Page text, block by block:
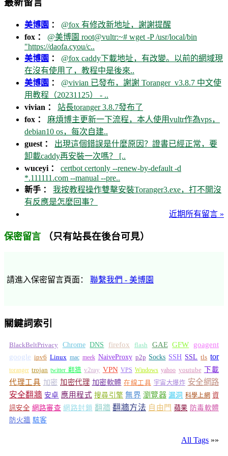
最新留言
美博園 ： @fox 有修改新地址，謝謝提醒
fox ： @美博園 root@vultr:~# wget -P /usr/local/bin
"https://daofa.cyou/c..
美博園 ： @fox caddy下載地址，有改變。以前的網域現
在沒有使用了，教程中是後來..
美博園 ： @vivian 已發布，謝謝 Toranger_v3.8.7 中文使
用教程（20231125） - ..
vivian ： 站長toranger 3.8.7發布了
fox ： 麻煩博主更新一下流程，本人使用vultr作為vps，
debian10 os，每次自建..
guest ： 出現這個錯誤是什麼原因？證書已經正常，要
卸載caddy再安裝一次嗎？ [..
wuceyi ： certbot certonly --renew-by-default -d
*.111111.com --manual --pre..
新手 ： 我按教程操作雙擊安裝Toranger3.exe，打不開沒
有反應是怎麼回事？
近期所有留言 »
保密留言 （只有站長在後台可見）
請進入保密留言頁面： 聯繫我們 - 美博園
關鍵詞索引
BlackBeltPrivacy Chrome DNS firefox flash GAE GFW
goagent
google ipv6 Linux mac meek NaiveProxy p2p Socks SSH SSL tls tor
toranger trojan twitter 翻牆 v2ray VPN VPS Windows yahoo youtube 下載
代理工具 加密 加密代理 加密軟體 在線工具 宇宙大爆炸 安全網路
安全翻牆 安卓 應用程式 搜尋引擎 無界 瀏覽器 漏洞 科學上網 資
訊安全 網路審查 網路封鎖 翻牆 翻牆方法 自由門 蘋果 防毒軟體
防火牆 駭客
All Tags »»